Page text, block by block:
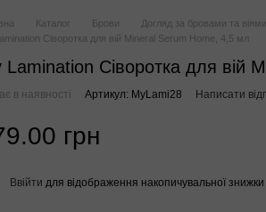
Каталог Брови Догляд за бровами та віями
Сіворотка для вій Mineral Serum Home, 4,5 мл
Lamination Сіворотка для вій
в наявності Артикул: MyLami28 Написати
грн
Ввійти для відображення накопичувальної знижки